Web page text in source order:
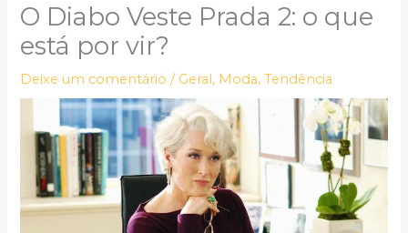
O Diabo Veste Prada 2: o que
está por vir?
Deixe um comentário / Geral, Moda,Tendência